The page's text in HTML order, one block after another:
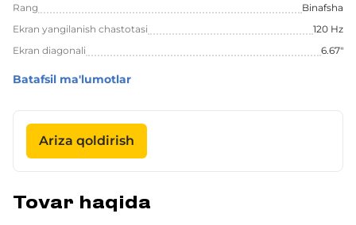
Rang
Binafsha
Ekran yangilanish chastotasi
120 Hz
Ekran diagonali
6.67"
Batafsil ma'lumotlar
Ariza qoldirish
Tovar haqida